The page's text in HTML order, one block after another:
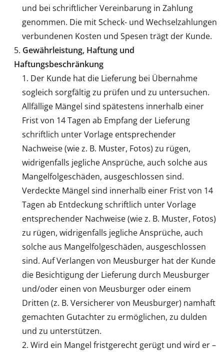
und bei schriftlicher Vereinbarung in Zahlung
genommen. Die mit Scheck- und Wechselzahlungen
verbundenen Kosten und Spesen trägt der Kunde.
Gewährleistung, Haftung und
Haftungsbeschränkung
Der Kunde hat die Lieferung bei Übernahme
sogleich sorgfältig zu prüfen und zu untersuchen.
Allfällige Mängel sind spätestens innerhalb einer
Frist von 14 Tagen ab Empfang der Lieferung
schriftlich unter Vorlage entsprechender
Nachweise (wie z. B. Muster, Fotos) zu rügen,
widrigenfalls jegliche Ansprüche, auch solche aus
Mangelfolgeschäden, ausgeschlossen sind.
Verdeckte Mängel sind innerhalb einer Frist von 14
Tagen ab Entdeckung schriftlich unter Vorlage
entsprechender Nachweise (wie z. B. Muster, Fotos)
zu rügen, widrigenfalls jegliche Ansprüche, auch
solche aus Mangelfolgeschäden, ausgeschlossen
sind. Auf Verlangen von Meusburger hat der Kunde
die Besichtigung der Lieferung durch Meusburger
und/oder einen von Meusburger oder einem
Dritten (z. B. Versicherer von Meusburger) namhaft
gemachten Gutachter zu ermöglichen, zu dulden
und zu unterstützen.
Wird ein Mangel fristgerecht gerügt und wird er –